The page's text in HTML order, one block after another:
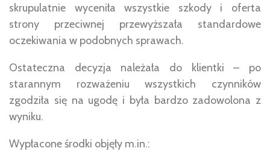
skrupulatnie wyceniła wszystkie szkody i oferta
strony przeciwnej przewyższała standardowe
oczekiwania w podobnych sprawach.
Ostateczna decyzja należała do klientki – po
starannym rozważeniu wszystkich czynników
zgodziła się na ugodę i była bardzo zadowolona z
wyniku.
Wypłacone środki objęły m.in.: